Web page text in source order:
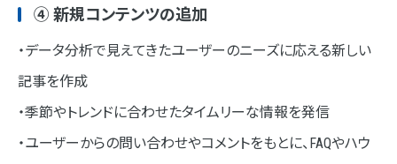
④ 新規コンテンツの追加
・データ分析で見えてきたユーザーのニーズに応える新しい
記事を作成
・季節やトレンドに合わせたタイムリーな情報を発信
・ユーザーからの問い合わせやコメントをもとに、FAQやハウ